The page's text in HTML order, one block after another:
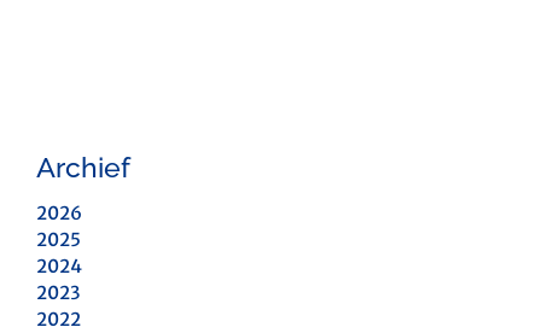
Archief
2026
2025
2024
2023
2022